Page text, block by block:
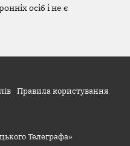
осіб і не є
Правила користування
Телеграфа»